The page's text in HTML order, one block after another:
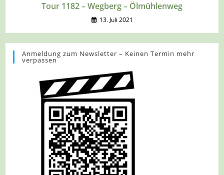
Tour 1182 – Wegberg – Ölmühlenweg
13. Juli 2021
Anmeldung zum Newsletter – Keinen Termin mehr
verpassen